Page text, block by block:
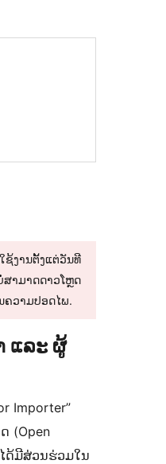
ຊ້ງານຕັ້ງແຕ່ວັນທີ
ສາມາດດາວໂຫຼດ
ຄວາມປອດໄພ.
ແລະ ຜູ້
Importer”
(Open
ດ້ມີສ່ວນຮ່ວມໃນ